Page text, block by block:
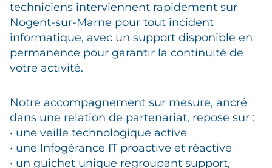
techniciens interviennent rapidement sur
Nogent-sur-Marne pour tout incident
informatique, avec un support disponible en
permanence pour garantir la continuité de
votre activité.
Notre accompagnement sur mesure, ancré
dans une relation de partenariat, repose sur :
• une veille technologique active
• une Infogérance IT proactive et réactive
• un guichet unique regroupant support,